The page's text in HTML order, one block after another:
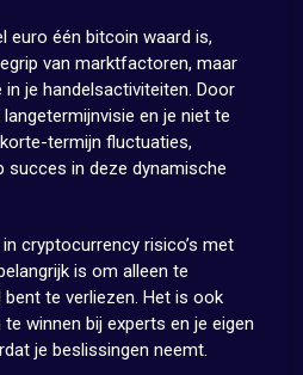
euro één bitcoin waard is,
van marktfactoren, maar
je handelsactiviteiten. Door
en je niet te
termijn fluctuaties,
succes in deze dynamische
cryptocurrency risico’s met
is om alleen te
te verliezen. Het is ook
winnen bij experts en je eigen
je beslissingen neemt.